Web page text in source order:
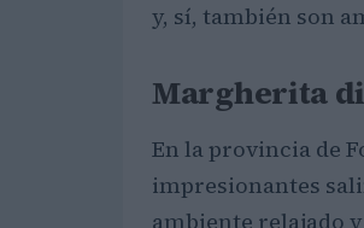
y, sí, también son
Margherita
En la provincia de
impresionantes
ambiente relajado